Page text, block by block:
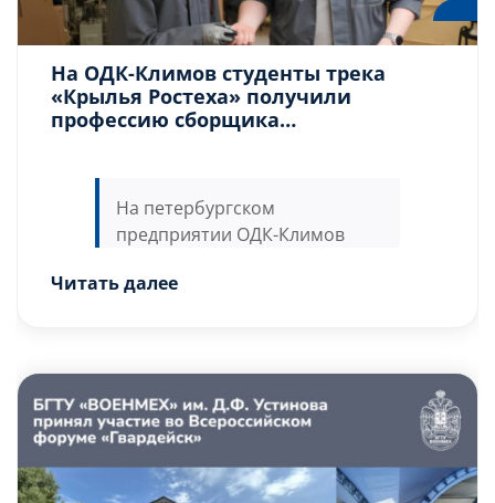
На ОДК-Климов студенты трека
«Крылья Ростеха» получили
профессию сборщика
На петербургском
предприятии ОДК-Климов
двигателестроительную
обучение по квалификации
«Слесарь-сборщик
авиационных двигателей и
агрегатов». Получение
конструкторы и инженеры-технологи,
студенты БГТУ «ВОЕНМЕХ» им. Д.Ф. […]
Читать далее